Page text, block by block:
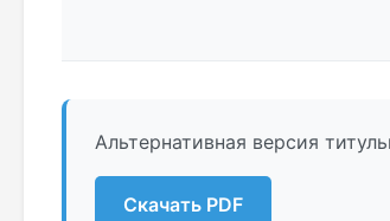
Альтернативная версия
Скачать PDF